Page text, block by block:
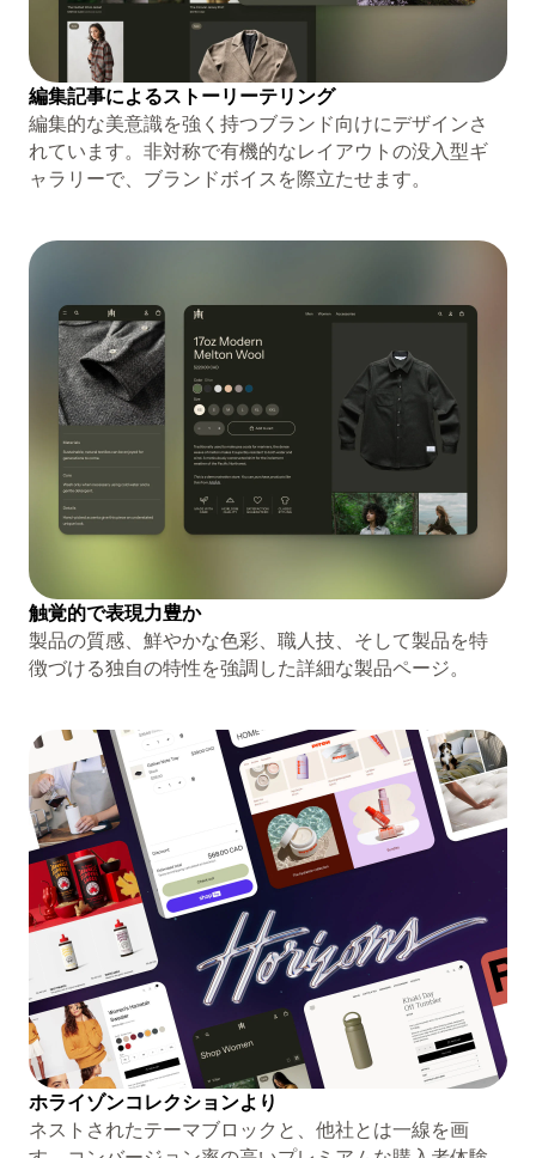
編集記事によるストーリーテリング
編集的な美意識を強く持つブランド向けにデザインさ
れています。非対称で有機的なレイアウトの没入型ギ
ャラリーで、ブランドボイスを際立たせます。
触覚的で表現力豊か
製品の質感、鮮やかな色彩、職人技、そして製品を特
徴づける独自の特性を強調した詳細な製品ページ。
ホライゾンコレクションより
ネストされたテーマブロックと、他社とは一線を画